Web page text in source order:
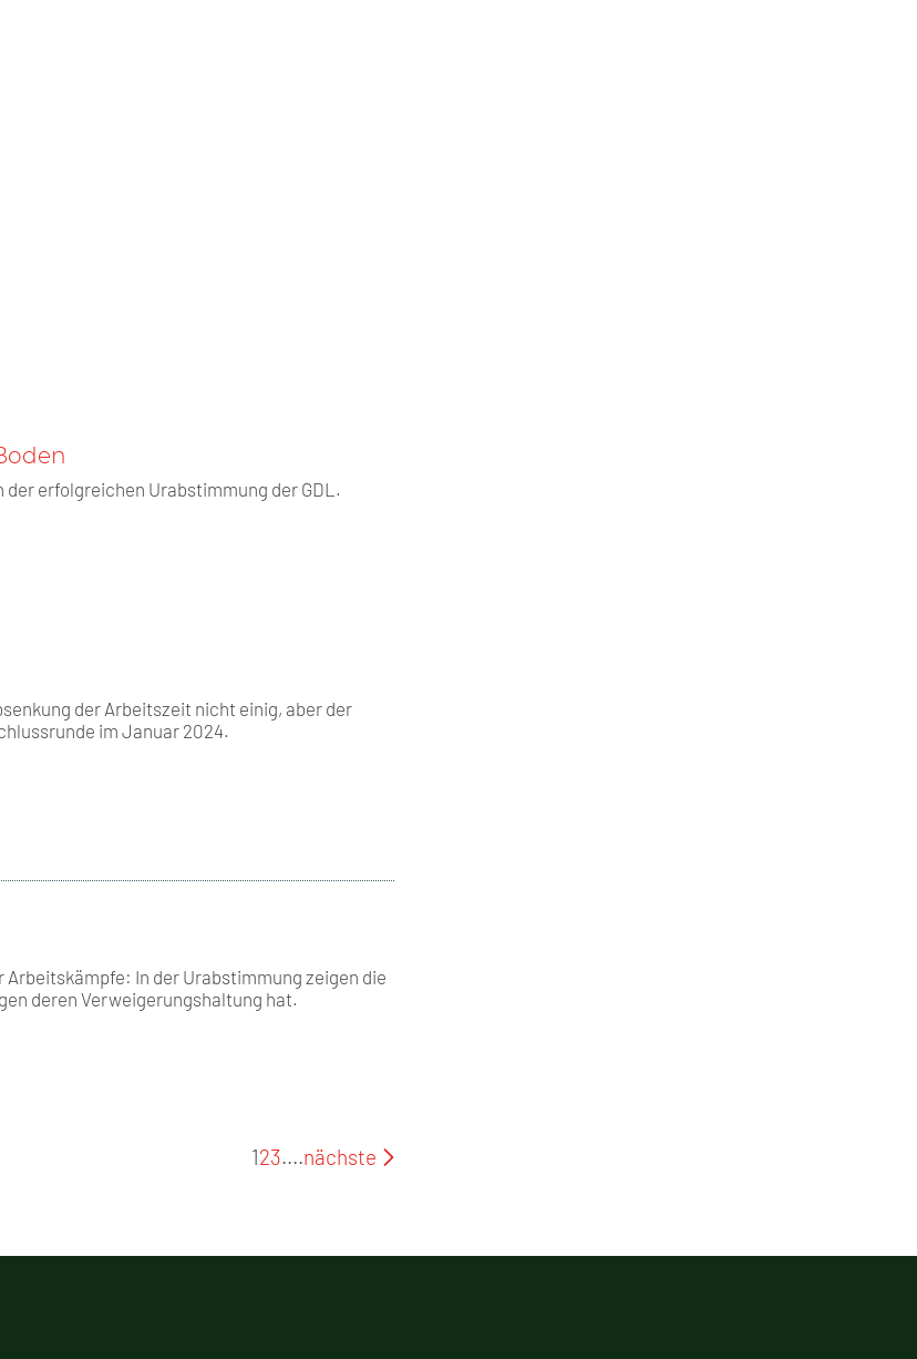
erfolgreichen Urabstimmung der GDL.
der Arbeitszeit nicht einig, aber der
im Januar 2024.
In der Urabstimmung zeigen die
deren Verweigerungshaltung hat.
123....nächste